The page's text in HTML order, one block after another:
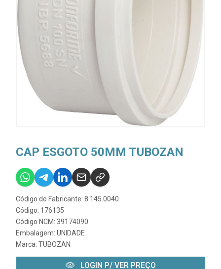
CAP ESGOTO 50MM TUBOZAN
Código do Fabricante: 8.145.0040
Código: 176135
Código NCM: 39174090
Embalagem: UNIDADE
Marca: TUBOZAN
LOGIN P/ VER PREÇO